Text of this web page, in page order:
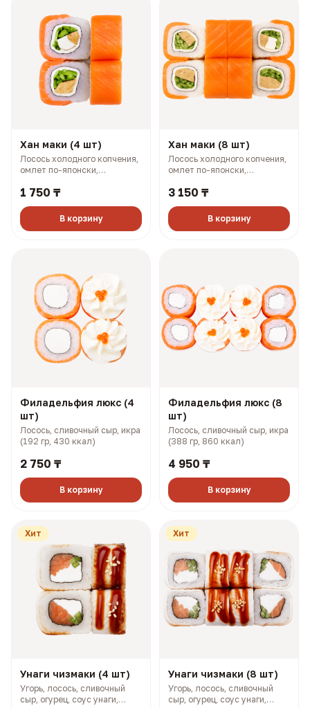
Хан маки (4 шт)
Лосось холодного копчения,
омлет по-японски,
гр, 234 ккал)
1 750 ₸
В корзину
Хан маки (8 шт)
Лосось холодного копчения,
омлет по-японски,
гр, 468 ккал)
3 150 ₸
В корзину
Филадельфия люкс (4
шт)
Лосось, сливочный сыр, икра
(192 гр, 430 ккал)
2 750 ₸
В корзину
Филадельфия люкс (8
шт)
Лосось, сливочный сыр, икра
(388 гр, 860 ккал)
4 950 ₸
В корзину
Хит
Унаги чизмаки (4 шт)
Угорь, лосось, сливочный
сыр, огурец, соус унаги,
Хит
Унаги чизмаки (8 шт)
Угорь, лосось, сливочный
сыр, огурец, соус унаги,